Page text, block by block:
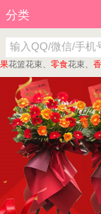
分类
花束、零食花束、香烟